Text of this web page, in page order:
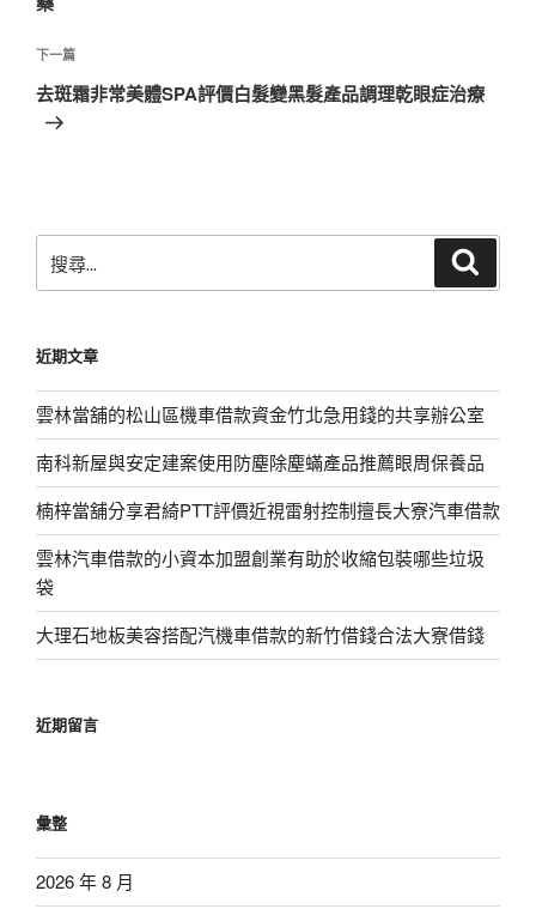
覽
章
下
一
篇
下一篇
去斑霜非常美體SPA評價白髮變黑髮產品調理乾眼症治療
尋
字:
近期文章
雲林當舖的松山區機車借款資金竹北急用錢的共享辦公室
南科新屋與安定建案使用防塵除塵蟎產品推薦眼周保養品
楠梓當舖分享君綺PTT評價近視雷射控制擅長大寮汽車借款
雲林汽車借款的小資本加盟創業有助於收縮包裝哪些垃圾
袋
大理石地板美容搭配汽機車借款的新竹借錢合法大寮借錢
近期留言
彙整
2026 年 8 月